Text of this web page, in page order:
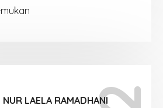
NUR LAELA RAMADHANI